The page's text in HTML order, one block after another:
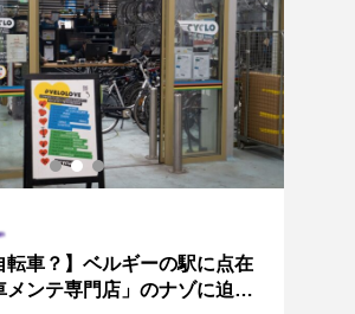
転車？】ベルギーの駅に点在
メンテ専門店」のナゾに迫